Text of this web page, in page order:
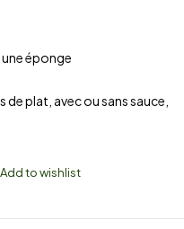
une éponge
plat, avec ou sans sauce,
Add to wishlist